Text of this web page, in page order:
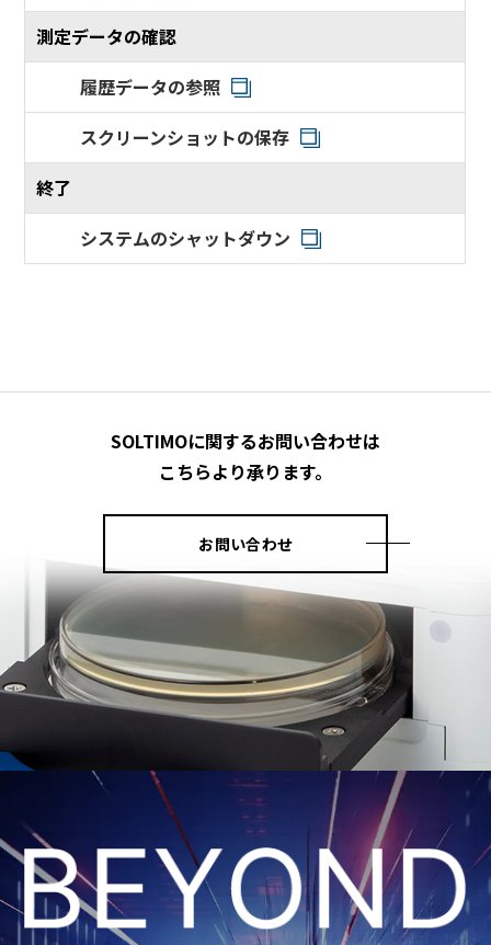
測定データの確認
履歴データの参照
スクリーンショットの保存
終了
システムのシャットダウン
SOLTIMOに関するお問い合わせは
こちらより承ります。
お問い合わせ